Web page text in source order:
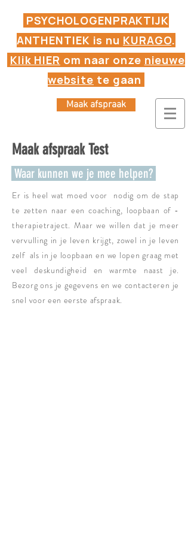
Maak afspraak
PSYCHOLOGENPRAKTIJK
ANTHENTIEK is nu KURAGO.
Klik HIER om naar onze nieuwe
website te gaan
Waar kunnen we je mee helpen?
Maak afspraak Test
Er is heel wat moed voor nodig om de stap
te zetten naar een coaching, loopbaan of -
therapietraject. Maar we willen dat je meer
vervulling in je leven krijgt, zowel in je leven
zelf als in je loopbaan en we lopen graag met
veel deskundigheid en warmte naast je.
Bezorg ons je gegevens en we contacteren je
snel voor een eerste afspraak.